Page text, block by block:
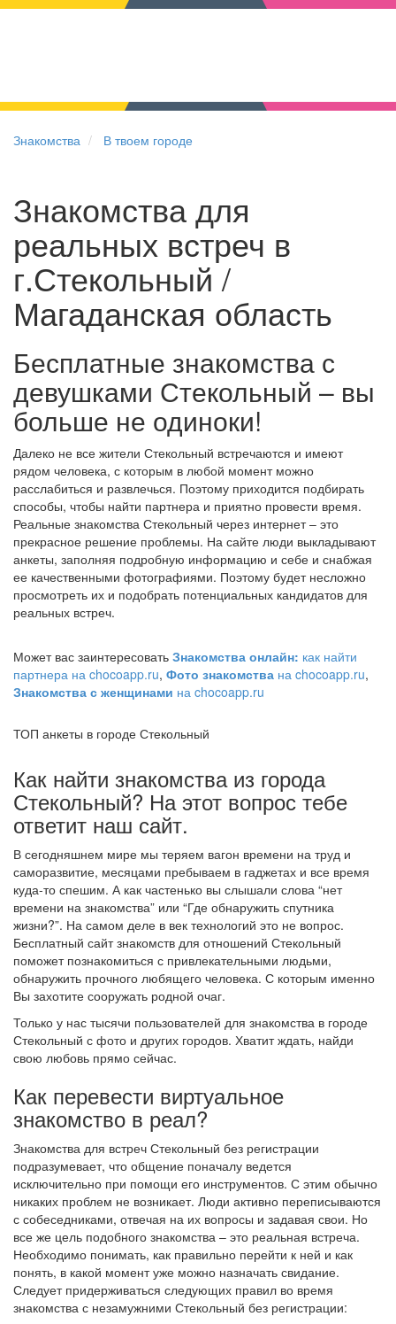
Знакомства В твоем городе
Знакомства для
реальных встреч в
г.Стекольный /
Магаданская область
Бесплатные знакомства с
девушками Стекольный – вы
больше не одиноки!
Далеко не все жители Стекольный встречаются и имеют
рядом человека, с которым в любой момент можно
расслабиться и развлечься. Поэтому приходится подбирать
способы, чтобы найти партнера и приятно провести время.
Реальные знакомства Стекольный через интернет – это
прекрасное решение проблемы. На сайте люди выкладывают
анкеты, заполняя подробную информацию и себе и снабжая
ее качественными фотографиями. Поэтому будет несложно
просмотреть их и подобрать потенциальных кандидатов для
реальных встреч.
Может вас заинтересовать Знакомства онлайн: как найти
партнера на chocoapp.ru, Фото знакомства на chocoapp.ru,
Знакомства с женщинами на chocoapp.ru
ТОП анкеты в городе Стекольный
Как найти знакомства из города
Стекольный? На этот вопрос тебе
ответит наш сайт.
В сегодняшнем мире мы теряем вагон времени на труд и
саморазвитие, месяцами пребываем в гаджетах и все время
куда-то спешим. А как частенько вы слышали слова “нет
времени на знакомства” или “Где обнаружить спутника
жизни?”. На самом деле в век технологий это не вопрос.
Бесплатный сайт знакомств для отношений Стекольный
поможет познакомиться с привлекательными людьми,
обнаружить прочного любящего человека. С которым именно
Вы захотите сооружать родной очаг.
Только у нас тысячи пользователей для знакомства в городе
Стекольный с фото и других городов. Хватит ждать, найди
свою любовь прямо сейчас.
Как перевести виртуальное
знакомство в реал?
Знакомства для встреч Стекольный без регистрации
подразумевает, что общение поначалу ведется
исключительно при помощи его инструментов. С этим обычно
никаких проблем не возникает. Люди активно переписываются
с собеседниками, отвечая на их вопросы и задавая свои. Но
все же цель подобного знакомства – это реальная встреча.
Необходимо понимать, как правильно перейти к ней и как
понять, в какой момент уже можно назначать свидание.
Следует придерживаться следующих правил во время
знакомства с незамужними Стекольный без регистрации: